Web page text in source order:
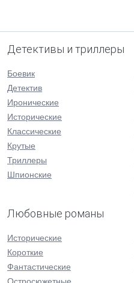
Детективы и триллеры
Боевик
Детектив
Иронические
Исторические
Классические
Крутые
Триллеры
Шпионские
Любовные романы
Исторические
Короткие
Фантастические